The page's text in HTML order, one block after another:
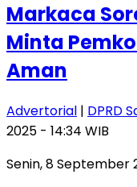
Markaca
Minta
Aman
Advertorial | DPRD
2025 - 14:34 WIB
Senin, 8 September